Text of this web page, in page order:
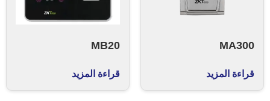
MA300
قراءة المزيد
MB20
قراءة المزيد